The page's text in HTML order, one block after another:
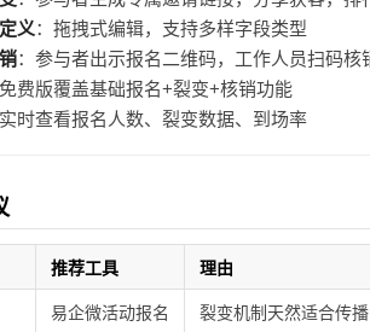
义：拖拽式编辑，支持多样字段类型
：参与者出示报名二维码，工作人员扫码核
费版覆盖基础报名+裂变+核销功能
时查看报名人数、裂变数据、到场率
推荐工具 理由
易企微活动报名 裂变机制天然适合传播